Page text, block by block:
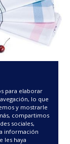
-BERLIN-
para elaborar
lo que
y mostrarle
compartimos
sociales,
información
les haya